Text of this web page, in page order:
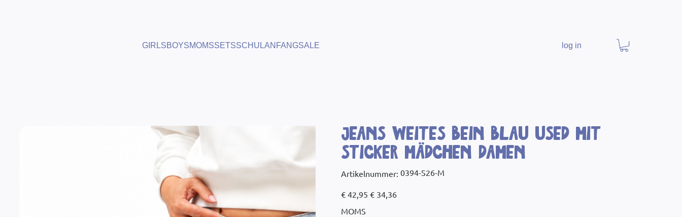
GIRLSBOYSMOMSSETSSCHULANFANGSALE log in
Jeans weites Bein blau used mit
Sticker Mädchen Damen
Artikelnummer:
Artikelnummer:
0394-
0394-S26-M
Preis
€ 42,95 € 34,36
MOMS